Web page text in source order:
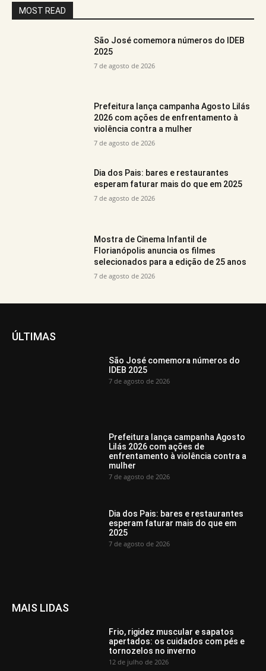
MOST READ
São José comemora números do IDEB
2025
7 de agosto de 2026
Prefeitura lança campanha Agosto Lilás
2026 com ações de enfrentamento à
violência contra a mulher
7 de agosto de 2026
Dia dos Pais: bares e restaurantes
esperam faturar mais do que em 2025
7 de agosto de 2026
Mostra de Cinema Infantil de
Florianópolis anuncia os filmes
selecionados para a edição de 25 anos
7 de agosto de 2026
ÚLTIMAS
São José comemora números do
IDEB 2025
7 de agosto de 2026
Prefeitura lança campanha Agosto
Lilás 2026 com ações de
enfrentamento à violência contra a
mulher
7 de agosto de 2026
Dia dos Pais: bares e restaurantes
esperam faturar mais do que em
2025
7 de agosto de 2026
MAIS LIDAS
Frio, rigidez muscular e sapatos
apertados: os cuidados com pés e
tornozelos no inverno
12 de julho de 2026